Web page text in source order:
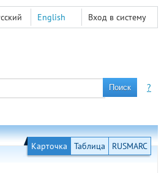
Вход в систему
English
?
Карточка Таблица RUSMARC